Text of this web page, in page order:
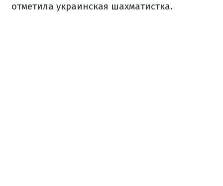
отметила украинская шахматистка.